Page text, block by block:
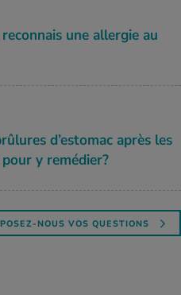
une aller­gie au
d’es­to­mac après les
y remé­dier?
POSEZ-NOUS VOS QUESTIONS